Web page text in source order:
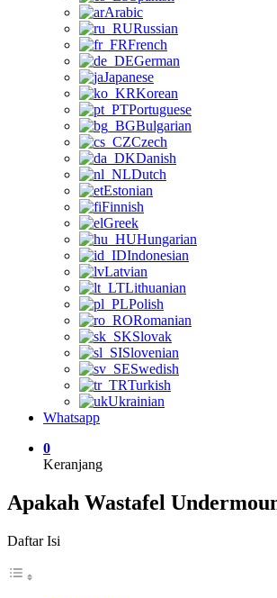
Arabic
Russian
French
German
Japanese
Korean
Portuguese
Bulgarian
Czech
Danish
Dutch
Estonian
Finnish
Greek
Hungarian
Indonesian
Latvian
Lithuanian
Polish
Romanian
Slovak
Slovenian
Swedish
Turkish
Ukrainian
Whatsapp
0
Keranjang
Apakah Wastafel
Daftar Isi